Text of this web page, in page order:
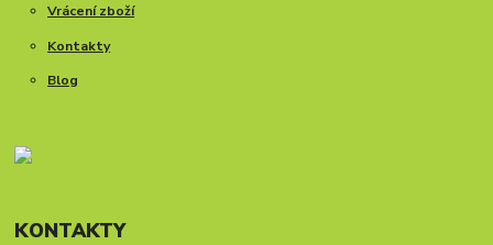
Vrácení zboží
Kontakty
Blog
KONTAKTY